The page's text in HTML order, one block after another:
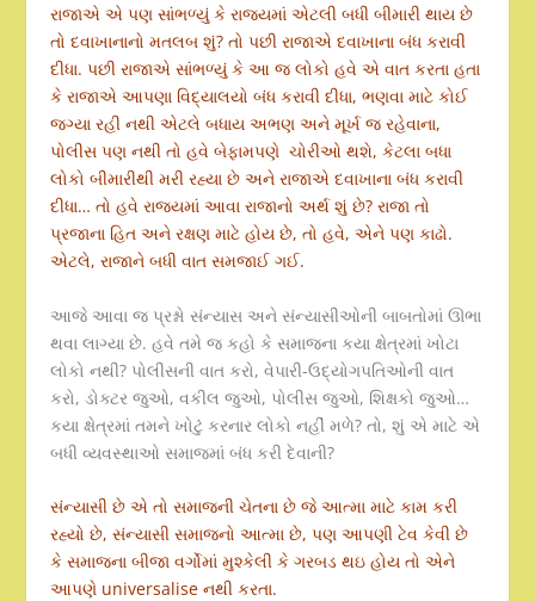
રાજાએ એ પણ સાંભળ્યું કે રાજ્યમાં એટલી બધી બીમારી થાય છે
તો દવાખાનાનો મતલબ શું? તો પછી રાજાએ દવાખાના બંધ કરાવી
દીધા. પછી રાજાએ સાંભળ્યું કે આ જ લોકો હવે એ વાત કરતા હતા
કે રાજાએ આપણા વિદ્યાલયો બંધ કરાવી દીધા, ભણવા માટે કોઈ
જગ્યા રહી નથી એટલે બધાય અભણ અને મૂર્ખ જ રહેવાના,
પોલીસ પણ નથી તો હવે બેફામપણે ચોરીઓ થશે, કેટલા બધા
લોકો બીમારીથી મરી રહ્યા છે અને રાજાએ દવાખાના બંધ કરાવી
દીધા… તો હવે રાજ્યમાં આવા રાજાનો અર્થ શું છે? રાજા તો
પ્રજાના હિત અને રક્ષણ માટે હોય છે, તો હવે, એને પણ કાઢો.
એટલે, રાજાને બધી વાત સમજાઈ ગઈ.
આજે આવા જ પ્રશ્નો સંન્યાસ અને સંન્યાસીઓની બાબતોમાં ઊભા
થવા લાગ્યા છે. હવે તમે જ કહો કે સમાજના કયા ક્ષેત્રમાં ખોટા
લોકો નથી? પોલીસની વાત કરો, વેપારી-ઉદ્યોગપતિઓની વાત
કરો, ડોક્ટર જુઓ, વકીલ જુઓ, પોલીસ જુઓ, શિક્ષકો જુઓ…
કયા ક્ષેત્રમાં તમને ખોટું કરનાર લોકો નહીં મળે? તો, શું એ માટે એ
બધી વ્યવસ્થાઓ સમાજમાં બંધ કરી દેવાની?
સંન્યાસી છે એ તો સમાજની ચેતના છે જે આત્મા માટે કામ કરી
રહ્યો છે, સંન્યાસી સમાજનો આત્મા છે, પણ આપણી ટેવ કેવી છે
કે સમાજના બીજા વર્ગોમાં મુશ્કેલી કે ગરબડ થઇ હોય તો એને
આપણે universalise નથી કરતા.